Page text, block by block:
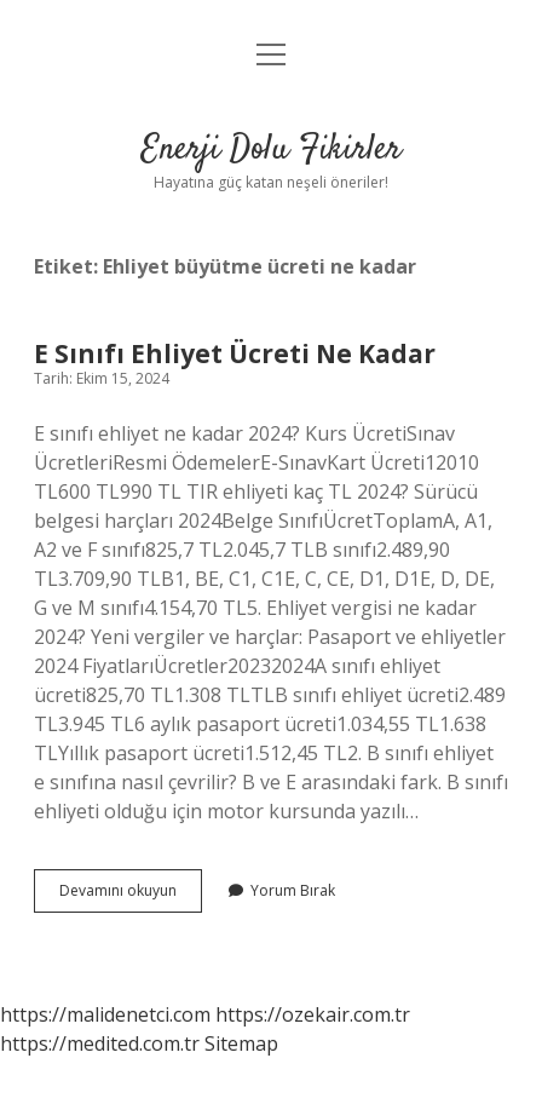
Anasayfa
Yasal Uyarı
menüyü
Enerji Dolu Fikirler
Hayatına güç katan neşeli öneriler!
Etiket: Ehliyet büyütme ücreti ne kadar
E Sınıfı Ehliyet Ücreti Ne Kadar
Tarih: Ekim 15, 2024
E sınıfı ehliyet ne kadar 2024? Kurs ÜcretiSınav
ÜcretleriResmi ÖdemelerE-SınavKart Ücreti12010
TL600 TL990 TL TIR ehliyeti kaç TL 2024? Sürücü
belgesi harçları 2024Belge SınıfıÜcretToplamA, A1,
A2 ve F sınıfı825,7 TL2.045,7 TLB sınıfı2.489,90
TL3.709,90 TLB1, BE, C1, C1E, C, CE, D1, D1E, D, DE,
G ve M sınıfı4.154,70 TL5. Ehliyet vergisi ne kadar
2024? Yeni vergiler ve harçlar: Pasaport ve ehliyetler
2024 FiyatlarıÜcretler20232024A sınıfı ehliyet
ücreti825,70 TL1.308 TLTLB sınıfı ehliyet ücreti2.489
TL3.945 TL6 aylık pasaport ücreti1.034,55 TL1.638
TLYıllık pasaport ücreti1.512,45 TL2. B sınıfı ehliyet
e sınıfına nasıl çevrilir? B ve E arasındaki fark. B sınıfı
ehliyeti olduğu için motor kursunda yazılı…
Devamını okuyun
Sınıfı
Yorum Bırak
https://malidenetci.com https://ozekair.com.tr
https://medited.com.trSitemap